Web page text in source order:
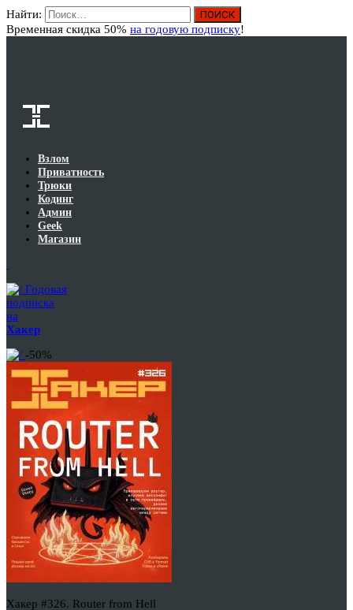
Найти:
Временная скидка 50% на годовую подписку!
Взлом
Приватность
Трюки
Кодинг
Админ
Geek
Магазин
Годовая
подписка
на
Хакер
-50%
Хакер #326. Router from Hell